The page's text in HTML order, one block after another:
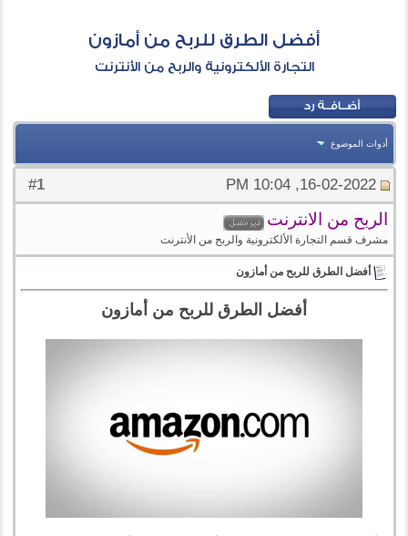
أفضل الطرق للربح من أمازون
التجارة الألكترونية والربح من الأنترنت
أدوات الموضوع
#
1 16-02-2022, 10:04 PM
الربح من الانترنت
مشرف قسم التجارة الألكترونية والربح من الأنترنت
أفضل الطرق للربح من أمازون
أفضل الطرق للربح من أمازون